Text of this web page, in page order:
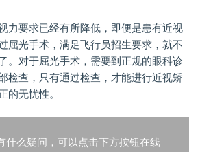
要求已经有所降低，即便是患有近视
屈光手术，满足飞行员招生要求，就不
。对于屈光手术，需要到正规的眼科诊
检查，只有通过检查，才能进行近视矫
的无忧性。
什么疑问，可以点击下方按钮在线